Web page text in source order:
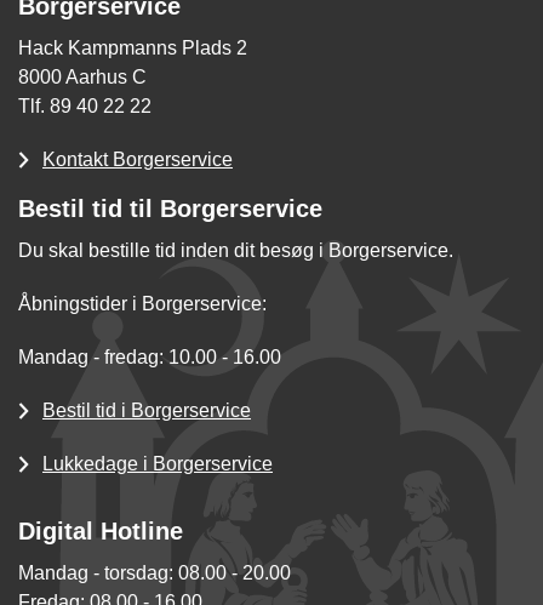
Borgerservice
Hack Kampmanns Plads 2
8000 Aarhus C
Tlf. 89 40 22 22
Kontakt Borgerservice
Bestil tid til Borgerservice
Du skal bestille tid inden dit besøg i Borgerservice.
Åbningstider i Borgerservice:
Mandag - fredag: 10.00 - 16.00
Bestil tid i Borgerservice
Lukkedage i Borgerservice
Digital Hotline
Mandag - torsdag: 08.00 - 20.00